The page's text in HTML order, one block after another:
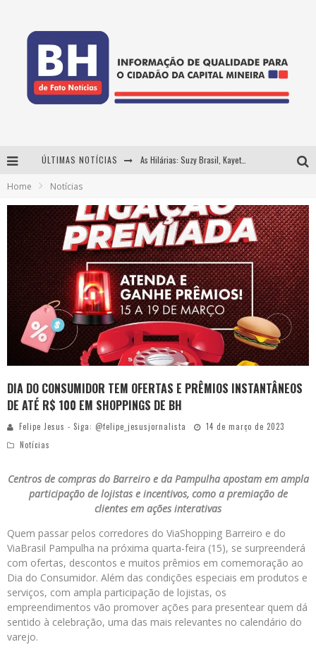
ÚLTIMAS NOTÍCIAS As Hilárias: Suzy Brasil, Kayete e Karoline Absinto retornam a Belo Horizonte para apresentação única no Teatro Sesiminas
Usecorp consolida a 'economia do uso' no B2B brasileiro, vira S.A. e impulsiona expansão com novo fundo estruturado
Hot Wheels Monster Trucks Live™ confirma Belo Horizonte na turnê América do Sul 2027
Home Notícias
DIA DO CONSUMIDOR TEM OFERTAS E PRÊMIOS INSTANTÂNEOS
DE ATÉ R$ 100 EM SHOPPINGS DE BH
Felipe Jesus - Siga: @felipe_jesusjornalista
14 de março de 2023
Notícias
Centros de compras do Barreiro e da Pampulha apostam em ampla
participação de lojistas e incentivos, como a premiação de
clientes em ações interativas
Quem passar pelos corredores do ViaShopping Barreiro e do
ViaBrasil Pampulha na próxima quarta-feira (15), se surpreenderá
com ofertas, descontos e muitos prêmios em comemoração ao
Dia do Consumidor. Além das condições especiais em produtos e
serviços, com ampla participação de lojistas, os
empreendimentos vão promover ações para presentear quem dá
sentido à celebração, uma das mais relevantes no calendário do
varejo.